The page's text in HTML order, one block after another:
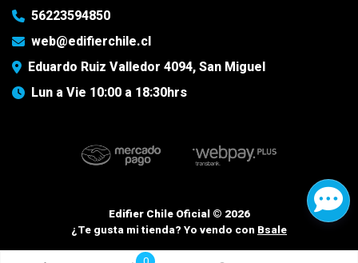
56223594850
web@edifierchile.cl
Eduardo Ruiz Valledor 4094, San Miguel
Lun a Vie 10:00 a 18:30hrs
Edifier Chile Oficial © 2026
¿Te gusta mi tienda? Yo vendo con Bsale